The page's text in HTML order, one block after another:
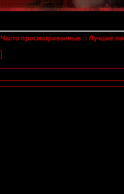
Часто просматриваемые:: Лучшие по